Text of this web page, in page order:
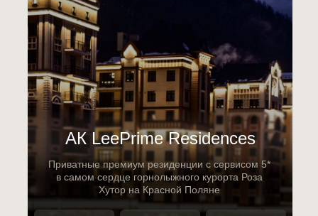
Приватные премиум резиденции с сервисом 5*
в самом сердце горнолыжного курорта Роза
Хутор на Красной Поляне
АК LeePrime Residences